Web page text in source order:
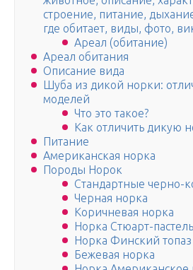
строение, питание,
где обитает, виды, фото,
Ареал (обитание)
Ареал обитания
Описание вида
Шуба из дикой норки:
моделей
Что это такое?
Как отличить дикую
Питание
Американская норка
Породы Норок
Стандартные черно-
Черная норка
Коричневая норка
Норка Стюарт-пастель
Норка Финский топаз
Бежевая норка